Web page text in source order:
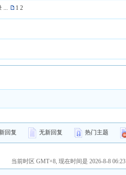
... 1 2
回复 无新回复 热门主题
当前时区 GMT+8, 现在时间是 2026-8-8 06:23